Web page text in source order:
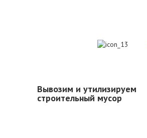
Вывозим и утилизируем
строительный мусор